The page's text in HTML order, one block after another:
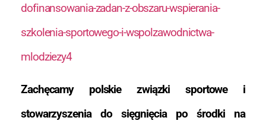
dofinansowania-zadan-z-obszaru-wspierania-
szkolenia-sportowego-i-wspolzawodnictwa-
mlodziezy4
Zachęcamy polskie związki sportowe i
stowarzyszenia do sięgnięcia po środki na